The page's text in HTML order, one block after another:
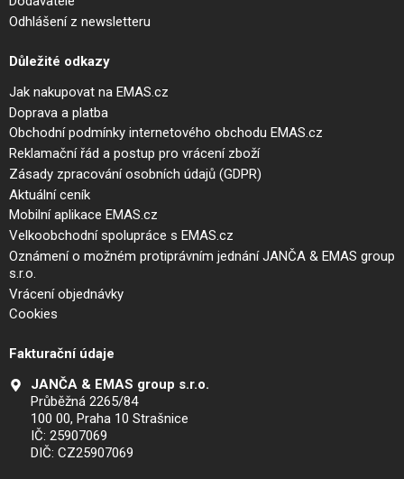
Odhlášení z newsletteru
Důležité odkazy
Jak nakupovat na EMAS.cz
Doprava a platba
Obchodní podmínky internetového obchodu EMAS.cz
Reklamační řád a postup pro vrácení zboží
Zásady zpracování osobních údajů (GDPR)
Aktuální ceník
Mobilní aplikace EMAS.cz
Velkoobchodní spolupráce s EMAS.cz
Oznámení o možném protiprávním jednání JANČA & EMAS group
s.r.o.
Vrácení objednávky
Cookies
Fakturační údaje
JANČA & EMAS group s.r.o.
Průběžná 2265/84
100 00, Praha 10 Strašnice
IČ: 25907069
DIČ: CZ25907069